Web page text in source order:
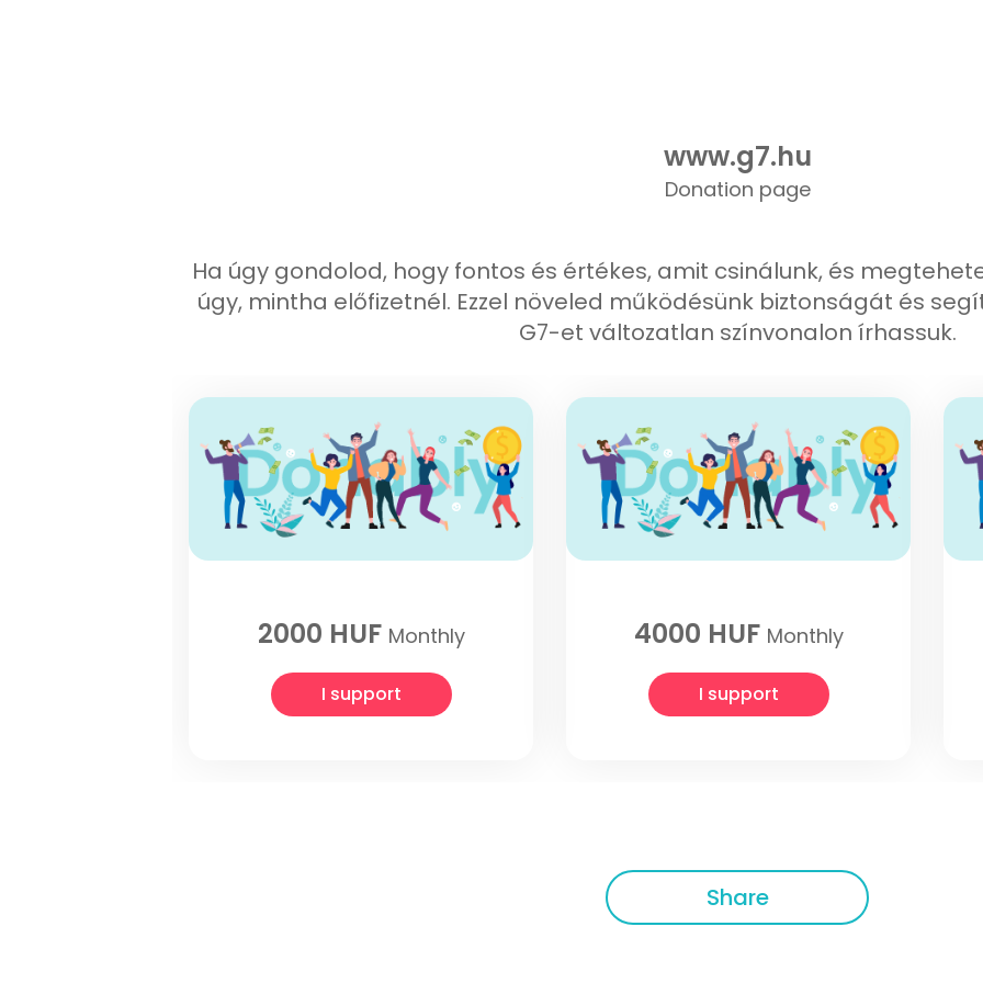
www.g7.hu
Donation page
Ha úgy gondolod, hogy fontos és értékes, amit csinálunk, és
úgy, mintha előfizetnél. Ezzel növeled működésünk biztonságát és
G7-et változatlan színvonalon írhassuk.
2000 HUF Monthly
I support
4000 HUF Monthly
I support
Share